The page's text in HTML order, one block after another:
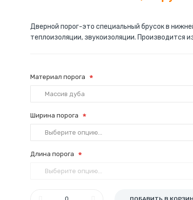
Дверной порог-это специальный брусок в
теплоизоляции, звукоизоляции. Производится
Материал порога
Ширина порога
Длина порога